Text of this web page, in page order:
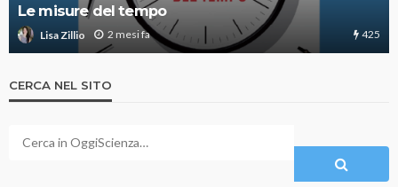
Le misure del tempo
Lisa Zillio 2 mesi fa 425
CERCA NEL SITO